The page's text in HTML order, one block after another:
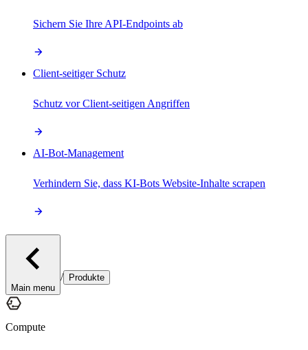
Sichern Sie Ihre API-Endpoints ab
Client-seitiger Schutz
Schutz vor Client-seitigen Angriffen
AI-Bot-Management
Verhindern Sie, dass KI-Bots Website-Inhalte scrapen
Main menu
/ Produkte
Compute